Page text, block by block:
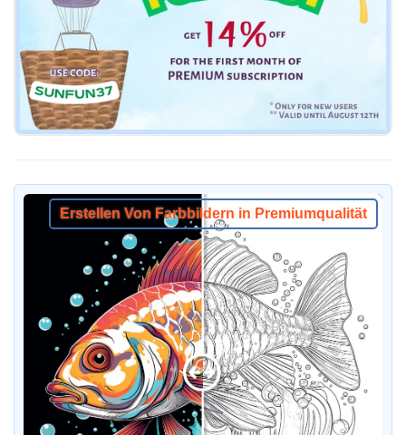
Erstellen Von Farbbildern in Premiumqualität